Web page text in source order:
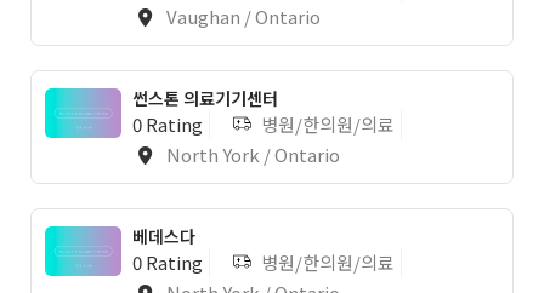
Vaughan / Ontario
썬스톤 의료기기센터
0 Rating
병원/한의원/의료
North York / Ontario
베데스다
0 Rating
병원/한의원/의료